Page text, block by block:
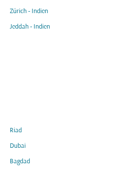
Zürich - Indien
Jeddah - Indien
Riad
Dubai
Bagdad